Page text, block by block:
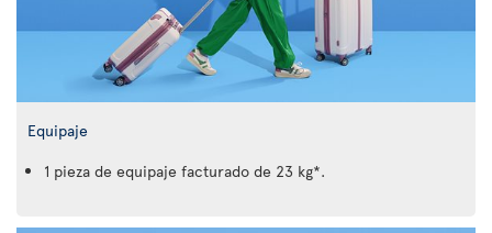
Equipaje
1 pieza de equipaje facturado de 23 kg*.